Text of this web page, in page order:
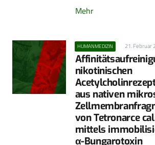
Mehr
HUMANMEDIZIN 21. Februar
nikotinischen
aus nativen
von Tetronarce
mittels
α-Bungarotoxin